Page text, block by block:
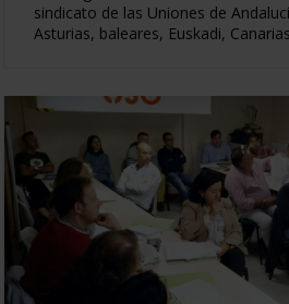
sindicato de las Uniones de
Asturias, baleares, Euskadi,